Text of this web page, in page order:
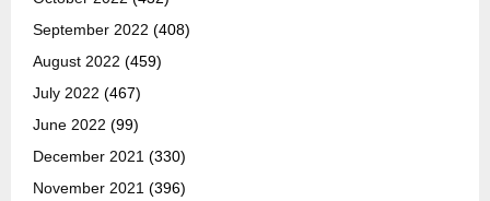
September 2022 (408)
August 2022 (459)
July 2022 (467)
June 2022 (99)
December 2021 (330)
November 2021 (396)